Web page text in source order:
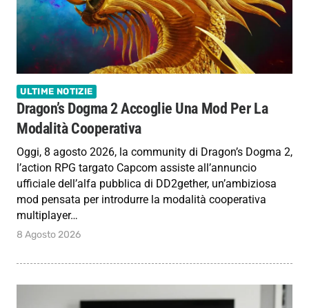
ULTIME NOTIZIE
Dragon’s Dogma 2 Accoglie Una Mod Per La
Modalità Cooperativa
Oggi, 8 agosto 2026, la community di Dragon’s Dogma 2,
l’action RPG targato Capcom assiste all’annuncio
ufficiale dell’alfa pubblica di DD2gether, un’ambiziosa
mod pensata per introdurre la modalità cooperativa
multiplayer…
8 Agosto 2026